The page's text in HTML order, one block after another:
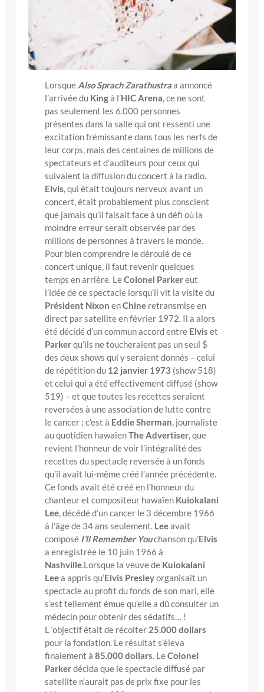
Lorsque Also Sprach Zarathustraa annoncé
l’arrivée du Kingà l’HIC Arena, ce ne sont
pas seulement les 6.000 personnes
présentes dans la salle qui ont ressenti une
excitation frémissante dans tous les nerfs de
leur corps, mais des centaines de millions de
spectateurs et d’auditeurs pour ceux qui
suivaient la diffusion du concert à la radio.
Elvis, qui était toujours nerveux avant un
concert, était probablement plus conscient
que jamais qu’il faisait face à un défi où la
moindre erreur serait observée par des
millions de personnes à travers le monde.
Pour bien comprendre le déroulé de ce
concert unique, il faut revenir quelques
temps en arrière. LeColonel Parkereut
l’idée de ce spectacle lorsqu’il vit la visite du
Président NixonenChine retransmise en
direct par satellite en février 1972. Il a alors
été décidé d’un commun accord entre Elviset
Parkerqu’ils ne toucheraient pas un seul $
des deux shows qui y seraient donnés – celui
de répétition du 12 janvier 1973 (show 518)
et celui qui a été effectivement diffusé (show
519) – et que toutes les recettes seraient
reversées à une association de lutte contre
le cancer ; c’est à Eddie Sherman, journaliste
au quotidien hawaïenThe Advertiser, que
revient l’honneur de voir l’intégralité des
recettes du spectacle reversée à un fonds
qu’il avait lui-même créé l’année précédente.
Ce fonds avait été créé en l’honneur du
chanteur et compositeur hawaïen Kuiokalani
Lee, décédé d’un cancer le 3 décembre 1966
à l’âge de 34 ans seulement. Leeavait
composé I’ll Remember Youchanson qu’Elvis
a enregistrée le 10 juin 1966 à
Nashville.Lorsque la veuve de Kuiokalani
Leea appris qu’Elvis Presleyorganisait un
spectacle au profit du fonds de son mari, elle
s’est tellement émue qu’elle a dû consulter un
médecin pour obtenir des sédatifs… !
L ‘objectif était de récolter 25.000 dollars
pour la fondation. Le résultat s’éleva
finalement à 85.000 dollars. LeColonel
Parkerdécida que le spectacle diffusé par
satellite n’aurait pas de prix fixe pour les